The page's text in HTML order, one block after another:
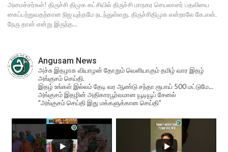
அமைச்சர்கள்! திருச்சி திமுக கட்சியில் திருச்சி மாநகர செயலாளர் பதவியை
கைப்பற்றுவதற்கான நிஜ யுத்தமே நடந்துள்ளது. திருச்சிதிமுக என்றாலே கே.என்.
நேரு தான் என்று இருந்த…
Angusam News
அச்சு இதழாக வியாழன் தோறும் வெளியாகும் தமிழ் வார இதழ்
அங்குசம் செய்தி.
இதழ் உங்கள் இல்லம் தேடி வர ஆண்டு சந்தா ரூபாய் 500 மட்டுமே...
அங்குசம் இதழின் அதிகாரபூர்வமான யூடியூப் சேனல்
"அங்குசம் செய்தி இது மக்களுக்கான செய்தி"